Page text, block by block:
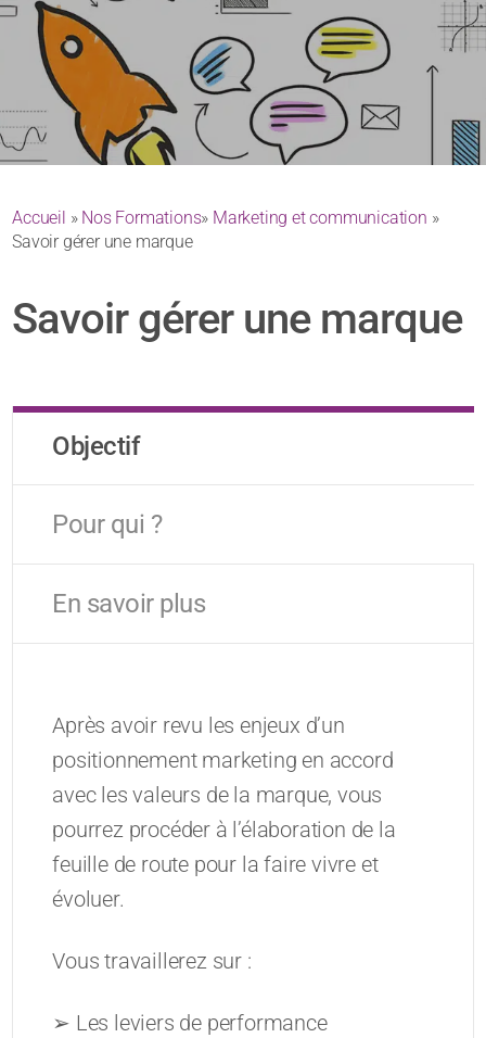
Accueil » Nos Formations» Marketing et communication »
Savoir gérer une marque
Savoir gérer une marque
Objectif
Pour qui ?
En savoir plus
Après avoir revu les enjeux d’un
positionnement marketing en accord
avec les valeurs de la marque, vous
pourrez procéder à l’élaboration de la
feuille de route pour la faire vivre et
évoluer.
Vous travaillerez sur :
➢ Les leviers de performance